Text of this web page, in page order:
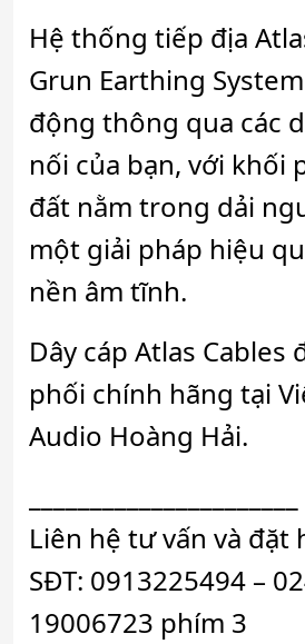
Hệ thống tiếp địa
Grun Earthing System
động thông qua các
nối của bạn, với khối
đất nằm trong dải
một giải pháp hiệu
nền âm tĩnh.
Dây cáp Atlas Cables
phối chính hãng tại
Audio Hoàng Hải.
Liên hệ tư vấn và đặt
SĐT: 0913225494 –
19006723 phím 3